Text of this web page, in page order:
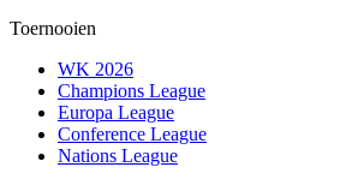
Toernooien
WK 2026
Champions League
Europa League
Conference League
Nations League